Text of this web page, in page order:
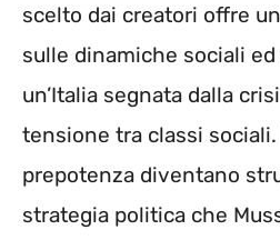
scelto dai creatori offre
sulle dinamiche sociali
un’Italia segnata dalla
tensione tra classi
prepotenza diventano
strategia politica che